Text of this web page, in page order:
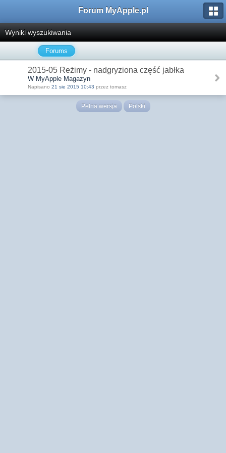
Forum MyApple.pl
Wyniki wyszukiwania
Forums
2015-05 Reżimy - nadgryziona część jabłka
W MyApple Magazyn
Napisano 21 sie 2015 10:43 przez tomasz
Pełna wersja Polski